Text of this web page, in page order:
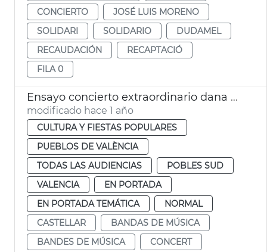
CONCIERTO
JOSÉ LUIS MORENO
SOLIDARI
SOLIDARIO
DUDAMEL
RECAUDACIÓN
RECAPTACIÓ
FILA 0
Ensayo concierto extraordinario dana València Castellar-l'Oliveral
modificado hace 1 año
CULTURA Y FIESTAS POPULARES
PUEBLOS DE VALÈNCIA
TODAS LAS AUDIENCIAS
POBLES SUD
VALENCIA
EN PORTADA
EN PORTADA TEMÁTICA
NORMAL
CASTELLAR
BANDAS DE MÚSICA
BANDES DE MÚSICA
CONCERT